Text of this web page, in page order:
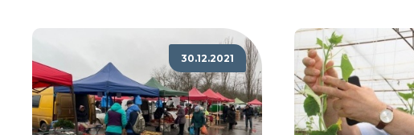
30.12.2021